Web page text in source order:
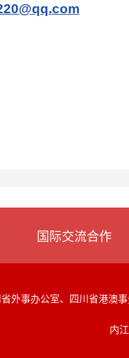
国际交流合作
外事办公室、四川省港澳事
内